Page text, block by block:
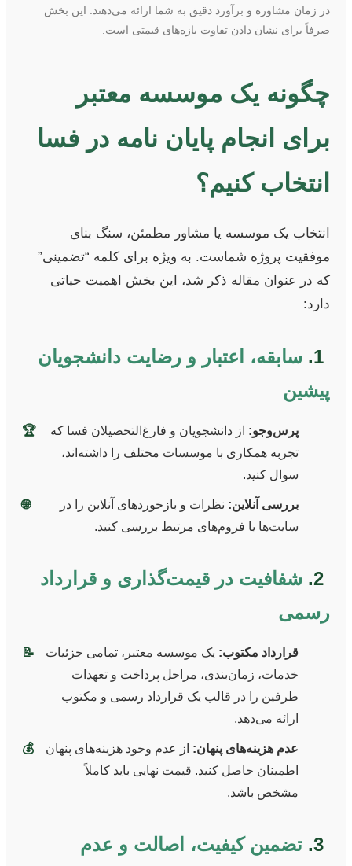
در زمان مشاوره و برآورد دقیق به شما ارائه می‌دهند. این بخش
صرفاً برای نشان دادن تفاوت بازه‌های قیمتی است.
چگونه یک موسسه معتبر
برای انجام پایان نامه در فسا
انتخاب کنیم؟
انتخاب یک موسسه یا مشاور مطمئن، سنگ بنای
موفقیت پروژه شماست. به ویژه برای کلمه “تضمینی”
که در عنوان مقاله ذکر شد، این بخش اهمیت حیاتی
دارد:
سابقه، اعتبار و رضایت دانشجویان
پیشین
🏆 پرس‌وجو:از دانشجویان و فارغ‌التحصیلان فسا که
تجربه همکاری با موسسات مختلف را داشته‌اند،
سوال کنید.
بررسی آنلاین:نظرات و بازخوردهای آنلاین را در
سایت‌ها یا فروم‌های مرتبط بررسی کنید.
شفافیت در قیمت‌گذاری و قرارداد
رسمی
📝 قرارداد مکتوب:یک موسسه معتبر، تمامی جزئیات
خدمات، زمان‌بندی، مراحل پرداخت و تعهدات
طرفین را در قالب یک قرارداد رسمی و مکتوب
ارائه می‌دهد.
💰 عدم هزینه‌های پنهان:از عدم وجود هزینه‌های پنهان
اطمینان حاصل کنید. قیمت نهایی باید کاملاً
مشخص باشد.
تضمین کیفیت، اصالت و عدم